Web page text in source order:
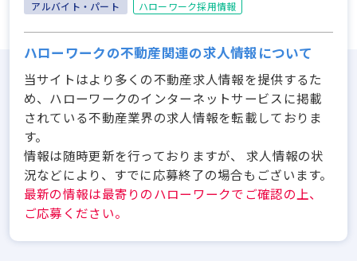
アルバイト・パート ハローワーク採用情報
ハローワークの不動産関連の求人情報について
当サイトはより多くの不動産求人情報を提供するた
め、ハローワークのインターネットサービスに掲載
されている不動産業界の求人情報を転載しておりま
す。
情報は随時更新を行っておりますが、 求人情報の状
況などにより、すでに応募終了の場合もございます。
最新の情報は最寄りのハローワークでご確認の上、
ご応募ください。